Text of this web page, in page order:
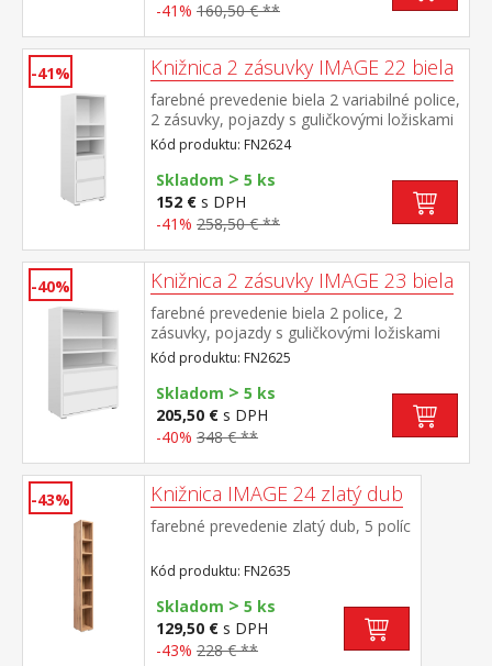
-41% 160,50 € **
-41% Knižnica 2 zásuvky IMAGE 22 biela
farebné prevedenie biela 2 variabilné police,
2 zásuvky, pojazdy s guličkovými ložiskami
Kód produktu: FN2624
Skladom > 5 ks
152 € s DPH
-41% 258,50 € **
-40% Knižnica 2 zásuvky IMAGE 23 biela
farebné prevedenie biela 2 police, 2
zásuvky, pojazdy s guličkovými ložiskami
Kód produktu: FN2625
Skladom > 5 ks
205,50 € s DPH
-40% 348 € **
-43% Knižnica IMAGE 24 zlatý dub
farebné prevedenie zlatý dub, 5 políc
Kód produktu: FN2635
Skladom > 5 ks
129,50 € s DPH
-43% 228 € **